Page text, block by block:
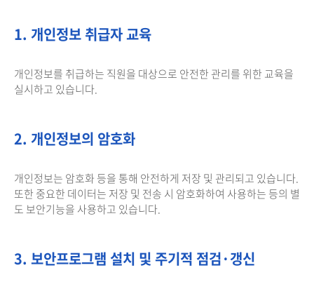
1. 개인정보 취급자 교육
개인정보를 취급하는 직원을 대상으로 안전한 관리를 위한 교육을
실시하고 있습니다.
2. 개인정보의 암호화
개인정보는 암호화 등을 통해 안전하게 저장 및 관리되고 있습니다.
또한 중요한 데이터는 저장 및 전송 시 암호화하여 사용하는 등의 별
도 보안기능을 사용하고 있습니다.
3. 보안프로그램 설치 및 주기적 점검·갱신